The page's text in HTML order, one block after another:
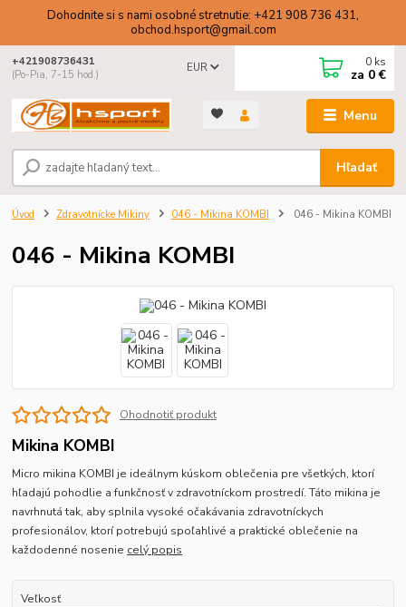
Dohodnite si s nami osobné stretnutie: +421 908 736 431,
obchod.hsport@gmail.com
Menu
EUR
Hľadať
+421908736431
(Po-Pia, 7-15 hod.)
0 ks
za 0 €
Úvod Zdravotnícke Mikiny 046 - Mikina KOMBI 046 - Mikina KOMBI
046 - Mikina KOMBI
Ohodnotiť produkt
Mikina KOMBI
Micro mikina KOMBI je ideálnym kúskom oblečenia pre všetkých, ktorí
hľadajú pohodlie a funkčnosť v zdravotníckom prostredí. Táto mikina je
navrhnutá tak, aby splnila vysoké očakávania zdravotníckych
profesionálov, ktorí potrebujú spoľahlivé a praktické oblečenie na
každodenné nosenie celý popis
Veľkosť